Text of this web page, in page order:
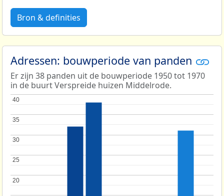
Bron & definities
Adressen: bouwperiode van panden
Er zijn 38 panden uit de bouwperiode 1950 tot 1970
in de buurt Verspreide huizen Middelrode.
20
20
25
25
30
30
35
35
40
40